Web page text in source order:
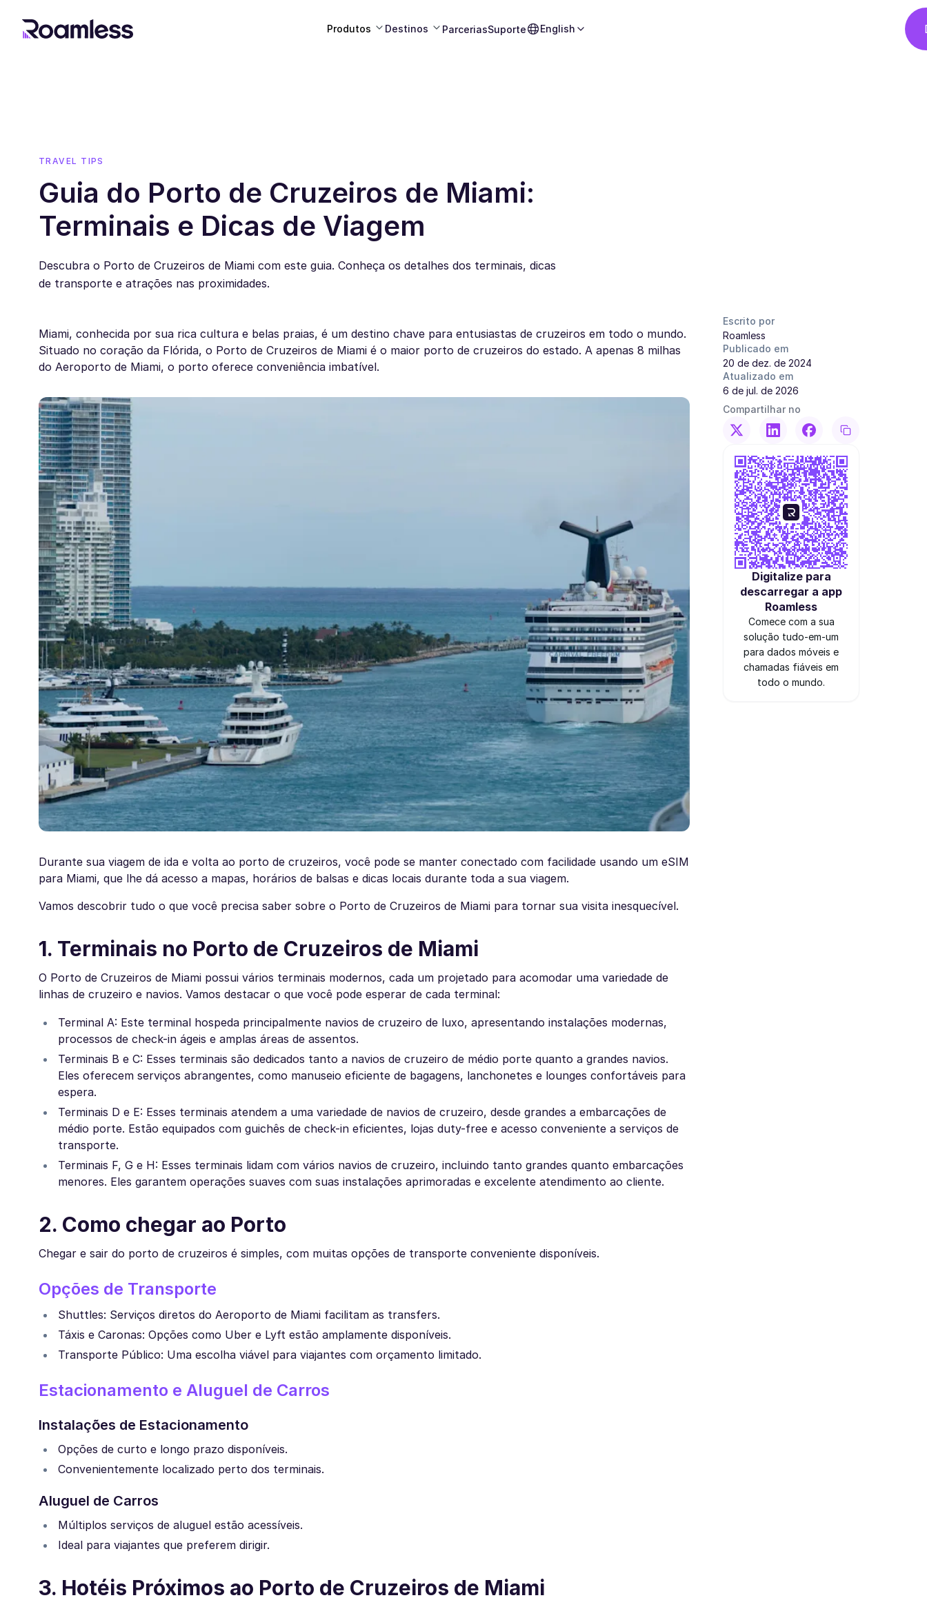
Produtos Destinos ParceriasSuporte English
TRAVEL TIPS
Guia do Porto de Cruzeiros de Miami:
Terminais e Dicas de Viagem
Descubra o Porto de Cruzeiros de Miami com este guia. Conheça os detalhes dos terminais, dicas
de transporte e atrações nas proximidades.
Miami, conhecida por sua rica cultura e belas praias, é um destino chave para entusiastas de cruzeiros em todo o mundo.
Situado no coração da Flórida, o Porto de Cruzeiros de Miami é o maior porto de cruzeiros do estado. A apenas 8 milhas
do Aeroporto de Miami, o porto oferece conveniência imbatível.
Durante sua viagem de ida e volta ao porto de cruzeiros, você pode se manter conectado com facilidade usando um eSIM
para Miami, que lhe dá acesso a mapas, horários de balsas e dicas locais durante toda a sua viagem.
Vamos descobrir tudo o que você precisa saber sobre o Porto de Cruzeiros de Miami para tornar sua visita inesquecível.
1. Terminais no Porto de Cruzeiros de Miami
O Porto de Cruzeiros de Miami possui vários terminais modernos, cada um projetado para acomodar uma variedade de
linhas de cruzeiro e navios. Vamos destacar o que você pode esperar de cada terminal:
Terminal A: Este terminal hospeda principalmente navios de cruzeiro de luxo, apresentando instalações modernas,
processos de check-in ágeis e amplas áreas de assentos.
Terminais B e C: Esses terminais são dedicados tanto a navios de cruzeiro de médio porte quanto a grandes navios.
Eles oferecem serviços abrangentes, como manuseio eficiente de bagagens, lanchonetes e lounges confortáveis para
espera.
Terminais D e E: Esses terminais atendem a uma variedade de navios de cruzeiro, desde grandes a embarcações de
médio porte. Estão equipados com guichês de check-in eficientes, lojas duty-free e acesso conveniente a serviços de
transporte.
Terminais F, G e H: Esses terminais lidam com vários navios de cruzeiro, incluindo tanto grandes quanto embarcações
menores. Eles garantem operações suaves com suas instalações aprimoradas e excelente atendimento ao cliente.
2. Como chegar ao Porto
Chegar e sair do porto de cruzeiros é simples, com muitas opções de transporte conveniente disponíveis.
Opções de Transporte
Shuttles: Serviços diretos do Aeroporto de Miami facilitam as transfers.
Táxis e Caronas: Opções como Uber e Lyft estão amplamente disponíveis.
Transporte Público: Uma escolha viável para viajantes com orçamento limitado.
Estacionamento e Aluguel de Carros
Instalações de Estacionamento
Opções de curto e longo prazo disponíveis.
Convenientemente localizado perto dos terminais.
Aluguel de Carros
Múltiplos serviços de aluguel estão acessíveis.
Ideal para viajantes que preferem dirigir.
3. Hotéis Próximos ao Porto de Cruzeiros de Miami
Escrito por
Roamless
Publicado em
20 de dez. de 2024
Atualizado em
6 de jul. de 2026
Compartilhar no
Digitalize para
descarregar a app
Roamless
Comece com a sua
solução tudo-em-um
para dados móveis e
chamadas fiáveis em
todo o mundo.